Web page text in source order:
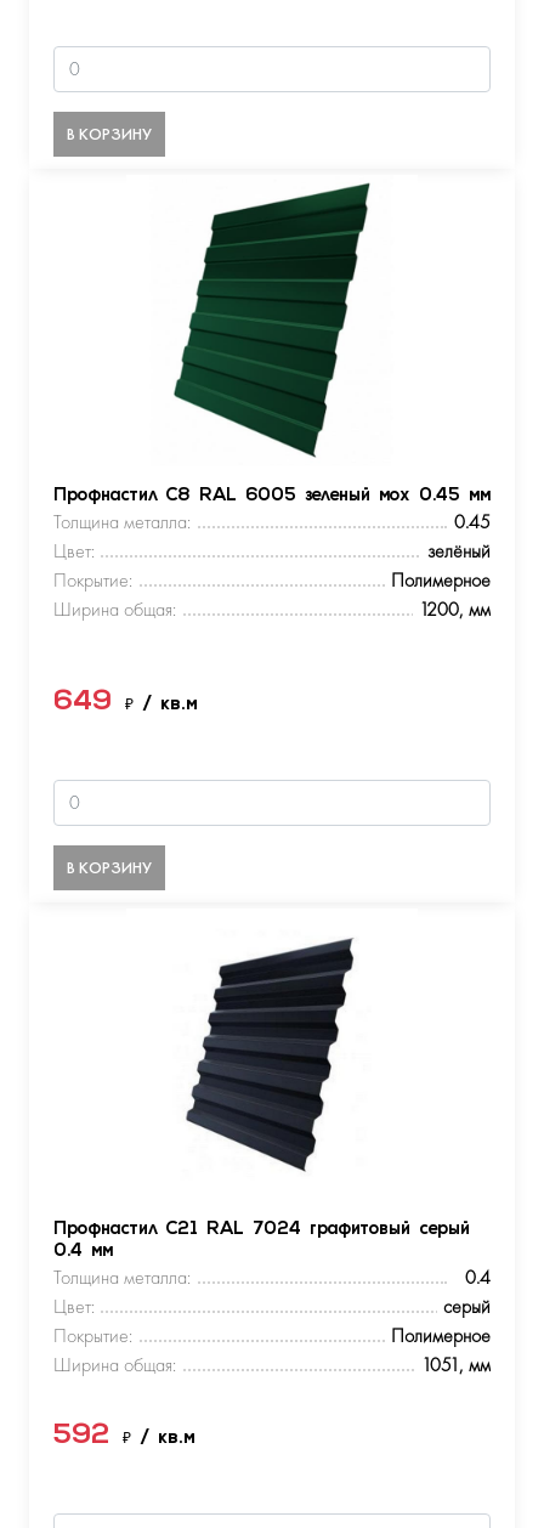
В КОРЗИНУ
Профнастил С8 RAL 6005 зеленый мох 0.45 мм
Толщина металла:
0.45
Цвет:
зелёный
Покрытие:
Полимерное
Ширина общая:
1200, мм
649 ₽ / кв.м
В КОРЗИНУ
Профнастил С21 RAL 7024 графитовый серый
0.4 мм
Толщина металла:
0.4
Цвет:
серый
Покрытие:
Полимерное
Ширина общая:
1051, мм
592 ₽ / кв.м